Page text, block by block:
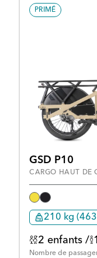
PRIMÉ
GSD P10
CARGO HAUT DE
210 kg
2 enfants /
Nombre de